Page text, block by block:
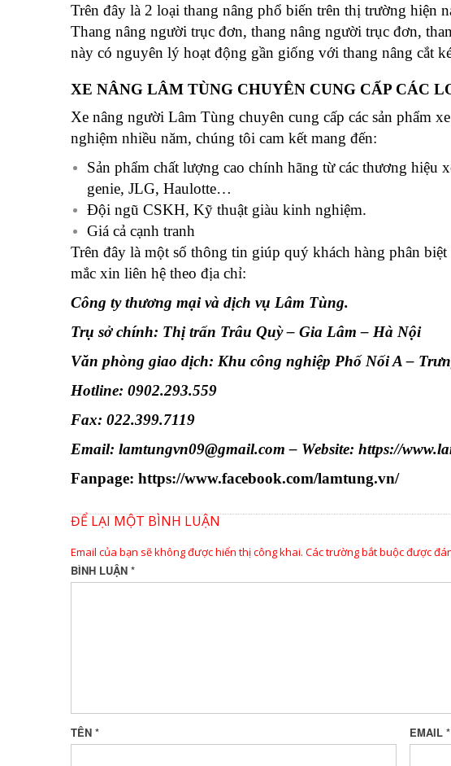
Trên đây là 2 loại thang nâng phổ biến trên thị trường hiện
Thang nâng người trục đơn, thang nâng người trục đơn,
này có nguyên lý hoạt động gần giống với thang nâng cắt
XE NÂNG LÂM TÙNG CHUYÊN CUNG CẤP CÁC
Xe nâng người Lâm Tùng chuyên cung cấp các sản phẩm
nghiệm nhiều năm, chúng tôi cam kết mang đến:
Sản phẩm chất lượng cao chính hãng từ các thương hiệu
genie, JLG, Haulotte…
Đội ngũ CSKH, Kỹ thuật giàu kinh nghiệm.
Giá cả cạnh tranh
Trên đây là một số thông tin giúp quý khách hàng phân
mắc xin liên hệ theo địa chỉ:
Công ty thương mại và dịch vụ Lâm Tùng.
Trụ sở chính: Thị trấn Trâu Quỳ – Gia Lâm – Hà Nội
Văn phòng giao dịch: Khu công nghiệp Phố Nối A –
Hotline: 0902.293.559
Fax: 022.399.7119
Email: lamtungvn09@gmail.com – Website: https://
Fanpage: https://www.facebook.com/lamtung.vn/
ĐỂ LẠI MỘT BÌNH LUẬN
Email của bạn sẽ không được hiển thị công khai. Các trường bắt buộc được
BÌNH LUẬN *
TÊN * EMAIL *